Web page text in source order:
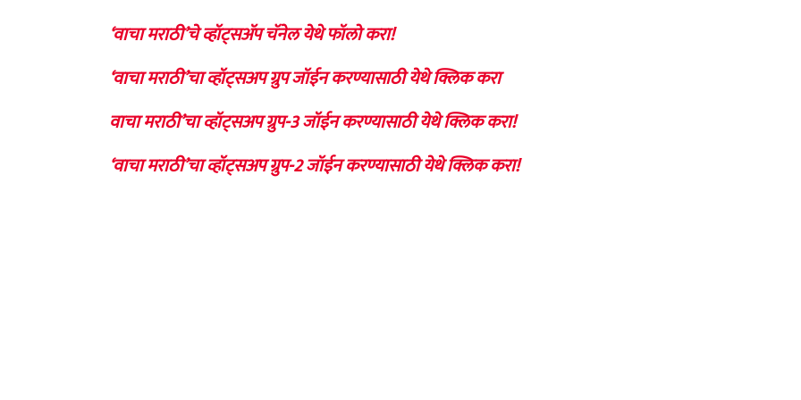
‘वाचा मराठी’चे व्हॉट्सॲप चॅनेल येथे फॉलो करा!
‘वाचा मराठी’चा व्हॉट्सअप ग्रुप जॉईन करण्यासाठी येथे क्लिक करा
वाचा मराठी’चा व्हॉट्सअप ग्रुप-3 जॉईन करण्यासाठी येथे क्लिक करा!
‘वाचा मराठी’चा व्हॉट्सअप ग्रुप-2 जॉईन करण्यासाठी येथे क्लिक करा!